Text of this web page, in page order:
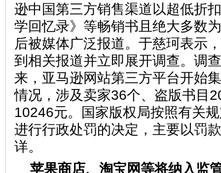
逊中国第三方销售渠道以超低折
学回忆录》等畅销书且绝大多数
后被媒体广泛报道。于慈珂表示
到相关报道并立即展开调查。调
来，亚马逊网站第三方平台开始
情况，涉及卖家36个、盗版书目
10246元。国家版权局按照有关
进行行政处罚的决定，主要以罚
详。
苹果商店、淘宝网等将纳入